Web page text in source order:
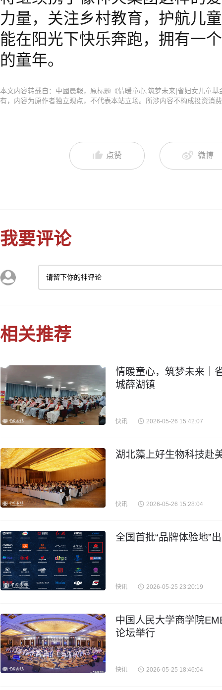
力量，关注乡村教育，护航儿
能在阳光下快乐奔跑，拥有一
的童年。
本文内容转载自：中國晨報，原标题《情暖童心,筑梦未来|省妇女儿童
有，内容为原作者独立观点，不代表本站立场。所涉内容不构成投资消
点赞 微博
我要评论
请留下你的神评论
相关推荐
情暖童心，筑梦未来｜
城薛湖镇
快讯 2026-05-26 15:42:07
湖北藻上好生物科技赴
快讯 2026-05-26 15:28:04
全国首批“品牌体验地”
快讯 2026-05-25 23:20:19
中国人民大学商学院
论坛举行
快讯 2026-05-25 18:46:04